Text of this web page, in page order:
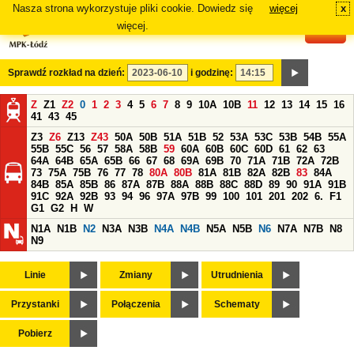
Nasza strona wykorzystuje pliki cookie. Dowiedz się
więcej.
więcej x
Sprawdź rozkład na dzień: i godzinę:
Z Z1 Z2 0 1 2 3 4 5 6 7 8 9 10A 10B 11 12 13 14 15 16
41 43 45
Z3 Z6 Z13 Z43 50A 50B 51A 51B 52 53A 53C 53B 54B 55A
55B 55C 56 57 58A 58B 59 60A 60B 60C 60D 61 62 63
64A 64B 65A 65B 66 67 68 69A 69B 70 71A 71B 72A 72B
73 75A 75B 76 77 78 80A 80B 81A 81B 82A 82B 83 84A
84B 85A 85B 86 87A 87B 88A 88B 88C 88D 89 90 91A 91B
91C 92A 92B 93 94 96 97A 97B 99 100 101 201 202 6.
F1
G1 G2 H
W
N1A
N1B N2 N3A N3B N4A N4B N5A N5B N6 N7A N7B
N8
N9
Linie Zmiany Utrudnienia
Przystanki Połączenia Schematy
Pobierz